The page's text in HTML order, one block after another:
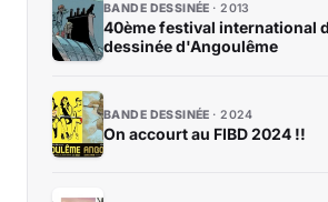
BANDE DESSINÉE 2013
40ème festival international
dessinée d'Angoulême
BANDE DESSINÉE 2024
On accourt au FIBD 2024 !!